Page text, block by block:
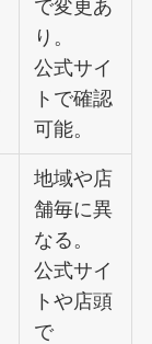
で変更あ
り。
公式サイ
トで確認
可能。
地域や店
舗毎に異
なる。
公式サイ
トや店頭
で